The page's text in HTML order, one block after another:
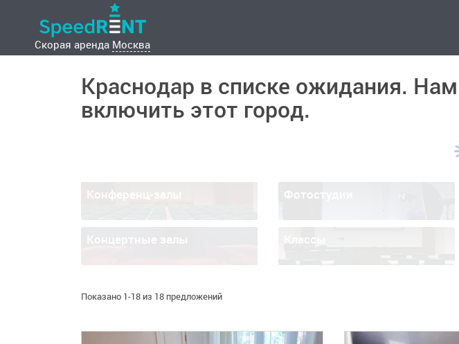
Скорая аренда Москва
Краснодар в списке ожидания.
включить этот город.
Конференц-залы Фотостудии
Концертные залы Классы
Показано 1-18 из 18 предложений